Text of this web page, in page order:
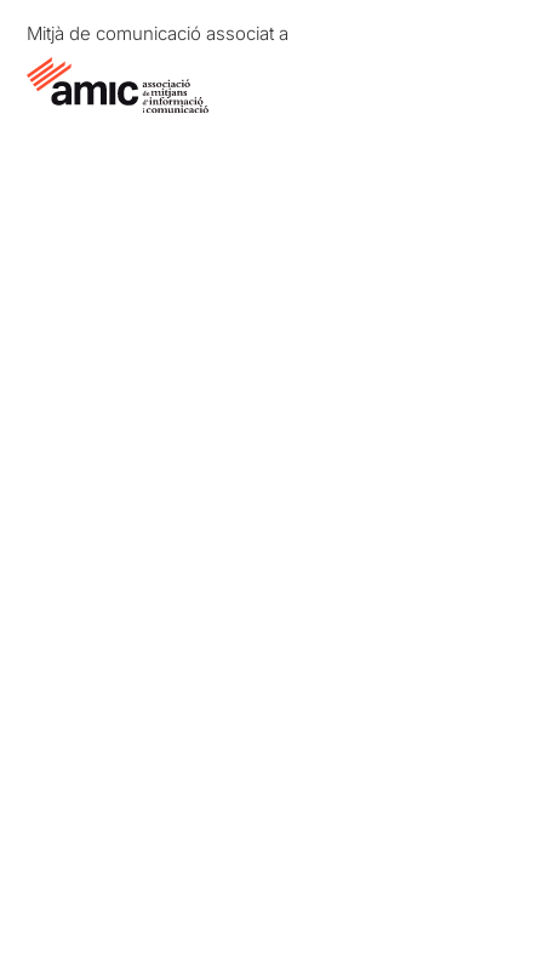
Mitjà de comunicació associat a